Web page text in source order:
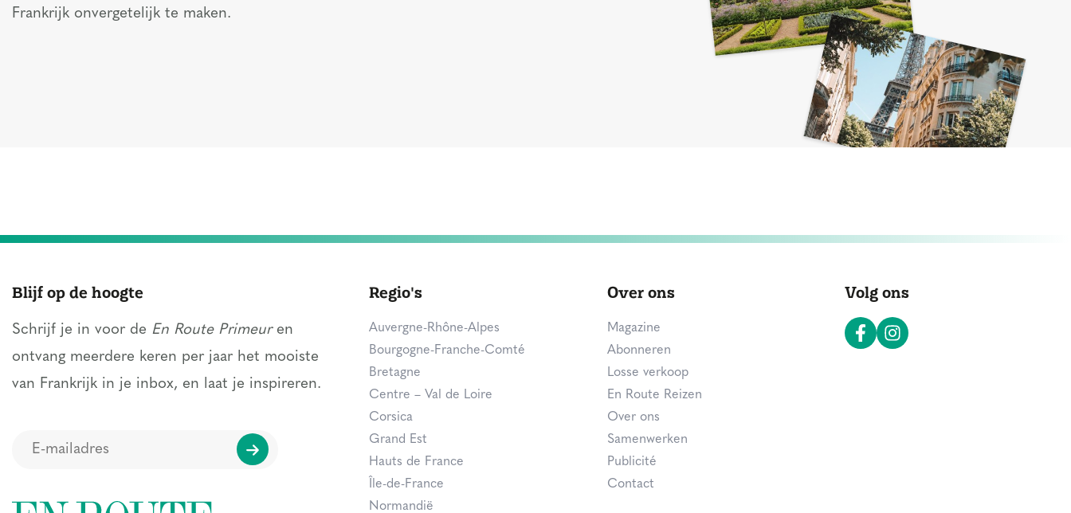
Frankrijk onvergetelijk te maken.
Blijf op de hoogte
Schrijf je in voor de En Route Primeuren
ontvang meerdere keren per jaar het mooiste
van Frankrijk in je inbox, en laat je inspireren.
Regio's
Auvergne-Rhône-Alpes
Bourgogne-Franche-Comté
Bretagne
Centre – Val de Loire
Corsica
Grand Est
Hauts de France
Île-de-France
Normandië
Over ons
Magazine
Abonneren
Losse verkoop
En Route Reizen
Over ons
Samenwerken
Publicité
Contact
Volg ons